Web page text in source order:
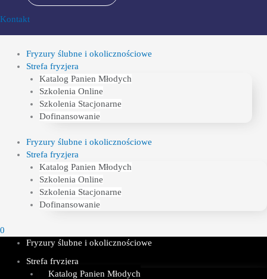
Kontakt
Fryzury ślubne i okolicznościowe
Strefa fryzjera
Katalog Panien Młodych
Szkolenia Online
Szkolenia Stacjonarne
Dofinansowanie
Fryzury ślubne i okolicznościowe
Strefa fryzjera
Katalog Panien Młodych
Szkolenia Online
Szkolenia Stacjonarne
Dofinansowanie
0
Fryzury ślubne i okolicznościowe
Strefa fryzjera
Katalog Panien Młodych